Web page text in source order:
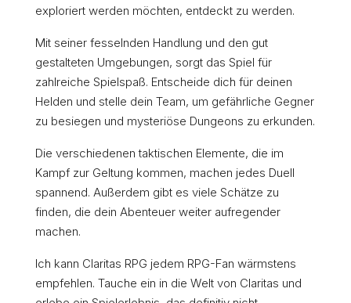
exploriert werden möchten, entdeckt zu werden.
Mit seiner fesselnden Handlung und den gut
gestalteten Umgebungen, sorgt das Spiel für
zahlreiche Spielspaß. Entscheide dich für deinen
Helden und stelle dein Team, um gefährliche Gegner
zu besiegen und mysteriöse Dungeons zu erkunden.
Die verschiedenen taktischen Elemente, die im
Kampf zur Geltung kommen, machen jedes Duell
spannend. Außerdem gibt es viele Schätze zu
finden, die dein Abenteuer weiter aufregender
machen.
Ich kann Claritas RPG jedem RPG-Fan wärmstens
empfehlen. Tauche ein in die Welt von Claritas und